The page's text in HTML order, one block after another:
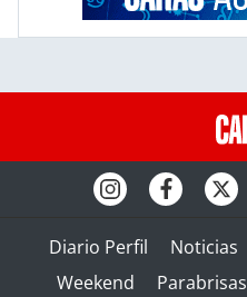
Diario Perfil Noticias
Weekend
Parabrisas